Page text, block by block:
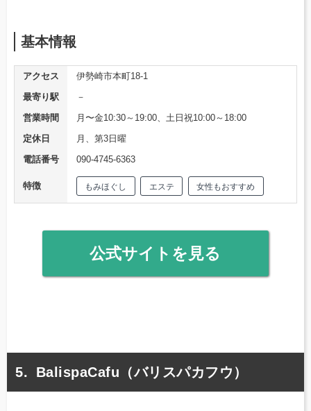
基本情報
アクセス
伊勢崎市本町18-1
最寄り駅
－
営業時間
月〜金10:30～19:00、土日祝10:00～18:00
定休日
月、第3日曜
電話番号
090-4745-6363
特徴 もみほぐし エステ 女性もおすすめ
公式サイトを見る
BalispaCafu（バリスパカフウ）